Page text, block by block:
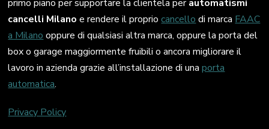
primo piano per supportare la clientela perautomatismi
cancelli Milano e rendere il propriocancellodi marcaFAAC
a Milanooppure di qualsiasi altra marca, oppure la porta del
box o garage maggiormente fruibili o ancora migliorare il
lavoro in azienda grazie all’installazione di unaporta
automatica.
Privacy Policy